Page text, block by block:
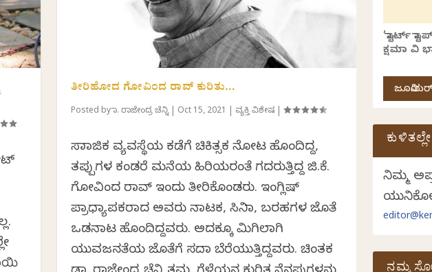
ತೀರಿಹೋದ ಗೋವಿಂದ ರಾವ್ ಕುರಿತು…
Posted byಡಾ. ರಾಜೇಂದ್ರ ಚೆನ್ನಿ| Oct 15, 2021 ವ್ಯಕ್ತಿ ವಿಶೇಷ|
ಸಾಮಾಜಿಕ ವ್ಯವಸ್ಥೆಯ ಕಡೆಗೆ ಚಿಕಿತ್ಸಕ ನೋಟ ಹೊಂದಿದ್ದ,
ತಪ್ಪುಗಳ ಕಂಡರೆ ಮನೆಯ ಹಿರಿಯರಂತೆ ಗದರುತ್ತಿದ್ದ ಜಿ.ಕೆ.
ಗೋವಿಂದ ರಾವ್ ಇಂದು ತೀರಿಕೊಂಡರು. ಇಂಗ್ಲಿಷ್
ಪ್ರಾಧ್ಯಾಪಕರಾದ ಅವರು ನಾಟಕ, ಸಿನಿಮಾ, ಬರಹಗಳ ಜೊತೆ
ಒಡನಾಟ ಹೊಂದಿದ್ದವರು‌. ಅದಕ್ಕೂ ಮಿಗಿಲಾಗಿ
ಯುವಜನತೆಯ ಜೊತೆಗೆ ಸದಾ ಬೆರೆಯುತ್ತಿದ್ದವರು. ಚಿಂತಕ
‘ಸ್ಟಾರ್ಟ್
ಕ್ಷಮಾ ವಿ
ನಿಮ್ಮ